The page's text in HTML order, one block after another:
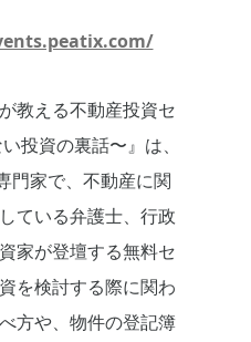
教える不動産投資セ
投資の裏話〜』は、
門家で、不動産に関
ている弁護士、行政
家が登壇する無料セ
を検討する際に関わ
方や、物件の登記簿